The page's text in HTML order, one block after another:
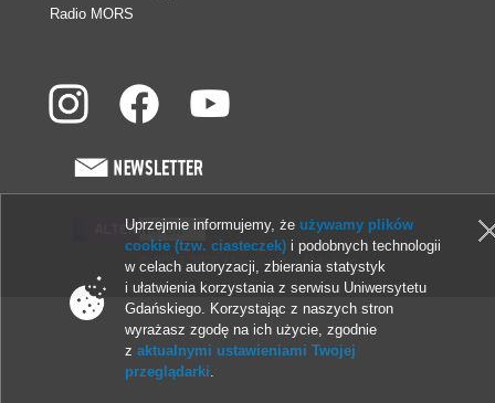
Radio MORS
© 2013-2026 Uniwersytet Gdański
Uprzejmie informujemy, że używamy plików
cookie (tzw. ciasteczek) i podobnych technologii
w celach autoryzacji, zbierania statystyk
i ułatwienia korzystania z serwisu Uniwersytetu
Gdańskiego. Korzystając z naszych stron
wyrażasz zgodę na ich użycie, zgodnie
zaktualnymi ustawieniami Twojej
przeglądarki.